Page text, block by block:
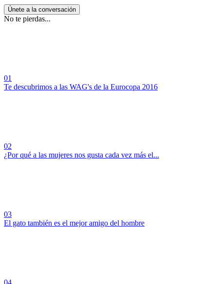
Únete a la conversación
No te pierdas...
01
Te descubrimos a las WAG's de la Eurocopa 2016
02
¿Por qué a las mujeres nos gusta cada vez más el...
03
El gato también es el mejor amigo del hombre